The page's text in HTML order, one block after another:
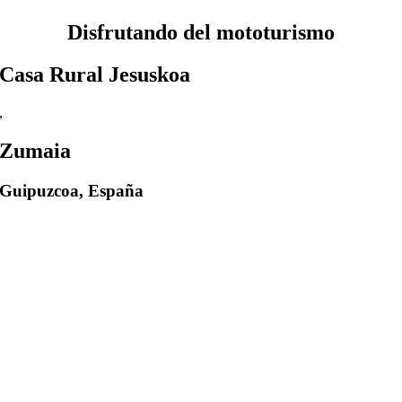
Disfrutando del mototurismo
Casa Rural Jesuskoa
,
Zumaia
Guipuzcoa, España